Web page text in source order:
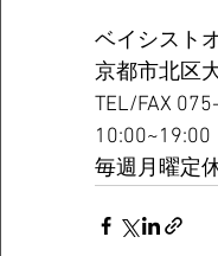
ベイシスト
京都市北区
TEL/FAX
10:00~19:00
毎週月曜定